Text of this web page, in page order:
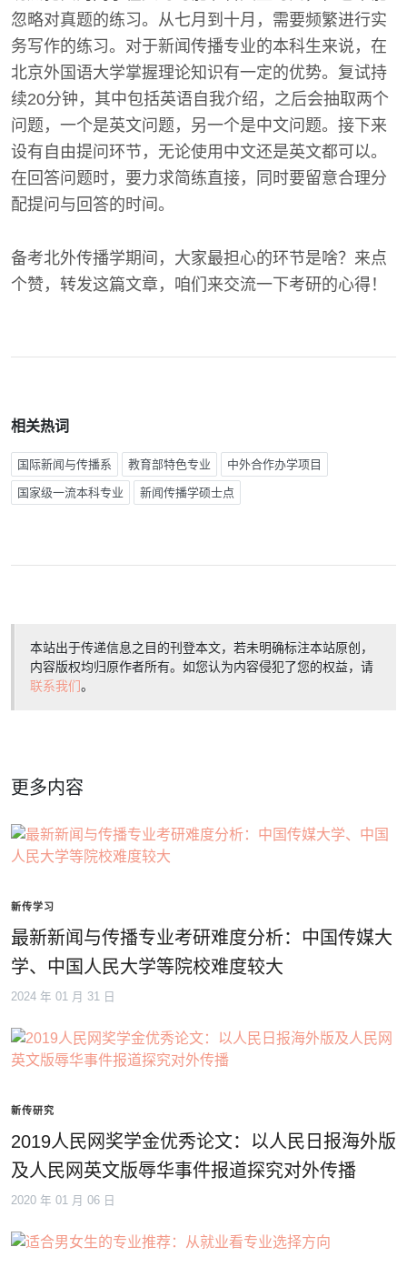
忽略对真题的练习。从七月到十月，需要频繁进行实
务写作的练习。对于新闻传播专业的本科生来说，在
北京外国语大学掌握理论知识有一定的优势。复试持
续20分钟，其中包括英语自我介绍，之后会抽取两个
问题，一个是英文问题，另一个是中文问题。接下来
设有自由提问环节，无论使用中文还是英文都可以。
在回答问题时，要力求简练直接，同时要留意合理分
配提问与回答的时间。
备考北外传播学期间，大家最担心的环节是啥？来点
个赞，转发这篇文章，咱们来交流一下考研的心得！
相关热词
国际新闻与传播系 教育部特色专业 中外合作办学项目
国家级一流本科专业 新闻传播学硕士点
本站出于传递信息之目的刊登本文，若未明确标注本站原创，
内容版权均归原作者所有。如您认为内容侵犯了您的权益，请
联系我们。
更多内容
新传学习
最新新闻与传播专业考研难度分析：中国传媒大
学、中国人民大学等院校难度较大
2024 年 01 月 31 日
新传研究
2019人民网奖学金优秀论文：以人民日报海外版
及人民网英文版辱华事件报道探究对外传播
2020 年 01 月 06 日